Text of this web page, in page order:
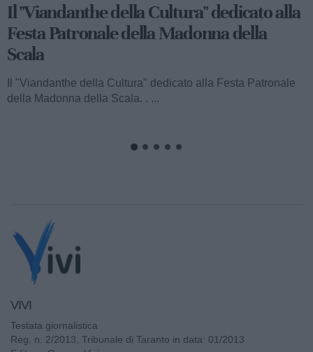
Il "Viandanthe della Cultura" dedicato alla
Festa Patronale della Madonna della
Scala
Il "Viandanthe della Cultura" dedicato alla Festa Patronale
della Madonna della Scala. . ...
VIVI
Testata giornalistica
Reg. n. 2/2013, Tribunale di Taranto in data: 01/2013